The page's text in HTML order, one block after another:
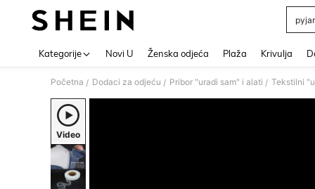
Kategorije Novi U Ženska odjeća Plaža Krivulja
Početna / Dodaci za odjeću / Pribor "uradi sam" i alati / Tekstilni
Video